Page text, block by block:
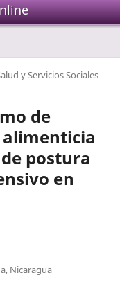
y Servicios Sociales
de
postura
en
Nicaragua